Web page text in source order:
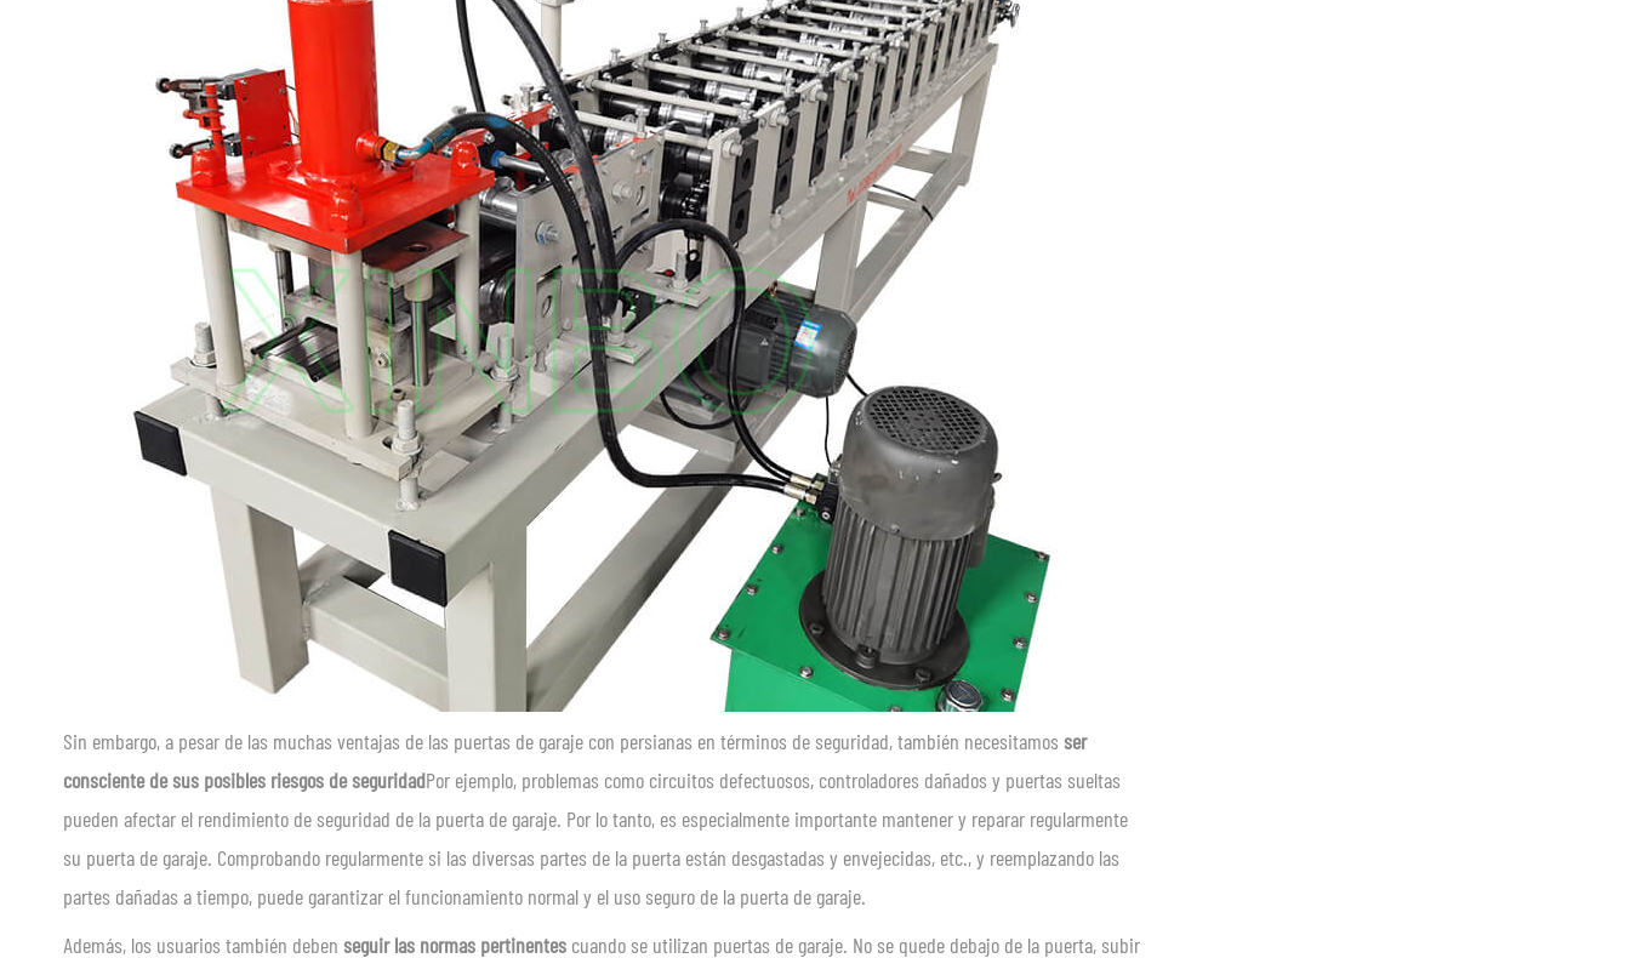
Sin embargo, a pesar de las muchas ventajas de las puertas de garaje con persianas en términos de seguridad, también necesitamos ser
consciente de sus posibles riesgos de seguridadPor ejemplo, problemas como circuitos defectuosos, controladores dañados y puertas sueltas
pueden afectar el rendimiento de seguridad de la puerta de garaje. Por lo tanto, es especialmente importante mantener y reparar regularmente
su puerta de garaje. Comprobando regularmente si las diversas partes de la puerta están desgastadas y envejecidas, etc., y reemplazando las
partes dañadas a tiempo, puede garantizar el funcionamiento normal y el uso seguro de la puerta de garaje.
Además, los usuarios también deben seguir las normas pertinentes cuando se utilizan puertas de garaje. No se quede debajo de la puerta, subir